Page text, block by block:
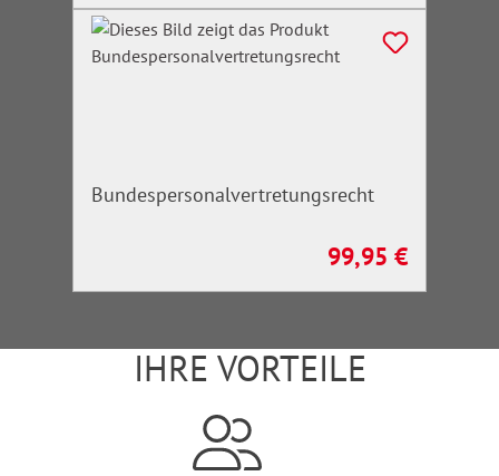
Bundespersonalvertretungsrecht
Regulärer Preis:
99,95 €
IHRE VORTEILE